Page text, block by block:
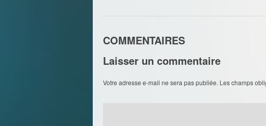
COMMENTAIRES
Laisser un commentaire
Votre adresse e-mail ne sera pas publiée. Les champs